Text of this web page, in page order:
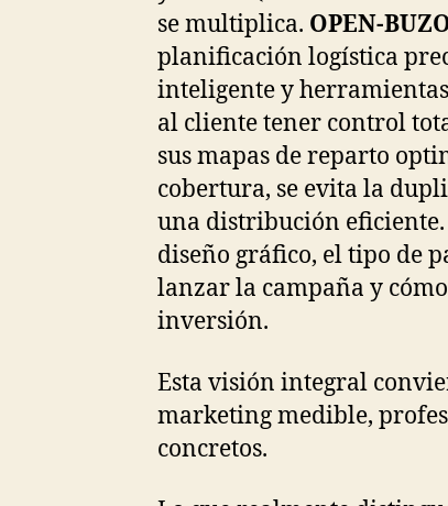
se multiplica. OPEN-
planificación logística
inteligente y
al cliente tener control
sus mapas de reparto
cobertura, se evita la
una distribución eficiente.
diseño gráfico, el tipo de
lanzar la campaña y
inversión.
Esta visión integral
marketing medible,
concretos.